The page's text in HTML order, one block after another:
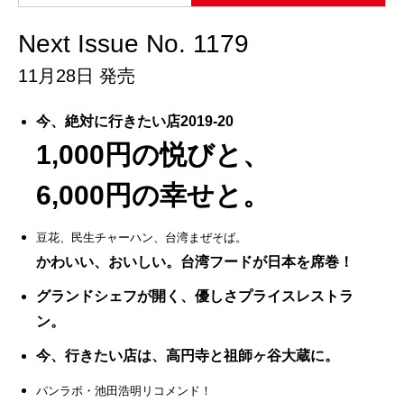
Next Issue No. 1179
11月28日 発売
今、絶対に行きたい店2019-20
1‚000円の悦びと、
6‚000円の幸せと。
豆花、民生チャーハン、台湾まぜそば。
かわいい、おいしい。台湾フードが日本を席巻！
グランドシェフが開く、優しさプライスレストラ
ン。
今、行きたい店は、高円寺と祖師ヶ谷大蔵に。
パンラボ・池田浩明リコメンド！